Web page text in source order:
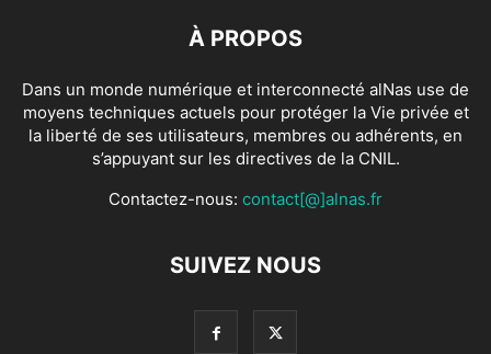
À PROPOS
Dans un monde numérique et interconnecté alNas use de
moyens techniques actuels pour protéger la Vie privée et
la liberté de ses utilisateurs, membres ou adhérents, en
s’appuyant sur les directives de la CNIL.
Contactez-nous: contact[@]alnas.fr
SUIVEZ NOUS